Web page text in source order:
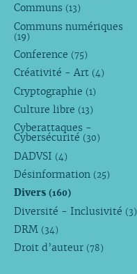
Communs (13)
Communs numériques
(19)
Conference (75)
Créativité - Art (4)
Cryptographie (1)
Culture libre (13)
Cyberattaques -
Cybersécurité (30)
DADVSI (4)
Désinformation (25)
Divers (160)
Diversité - Inclusivité (3)
DRM (34)
Droit d’auteur (78)